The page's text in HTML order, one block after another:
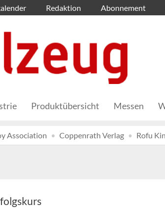
Redaktion Abonnement
Produktübersicht Messen
Association Coppenrath Verlag Rofu